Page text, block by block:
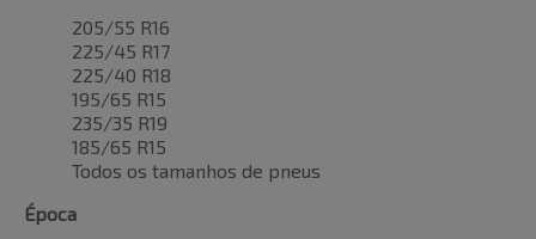
205/55 R16
225/45 R17
225/40 R18
195/65 R15
235/35 R19
185/65 R15
Todos os tamanhos de pneus
Época